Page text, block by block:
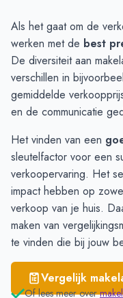
Waddinxveen
Ouderkerk aan den
Moordrecht
Stolwijk
Nieuwerkerk aan den
Gouderak
Als het gaat om de
werken met de best
De diversiteit aan
verschillen in
gemiddelde
en de communicatie
Het vinden van een
sleutelfactor voor een
verkoopervaring. Het
impact hebben op
verkoop van je huis.
maken van
te vinden die bij jouw
Vergelijk
Of lees meer over